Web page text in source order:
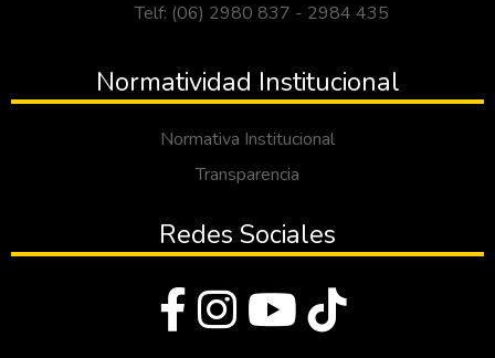
Telf: (06) 2980 837 - 2984 435
Normatividad Institucional
Normativa Institucional
Transparencia
Redes Sociales